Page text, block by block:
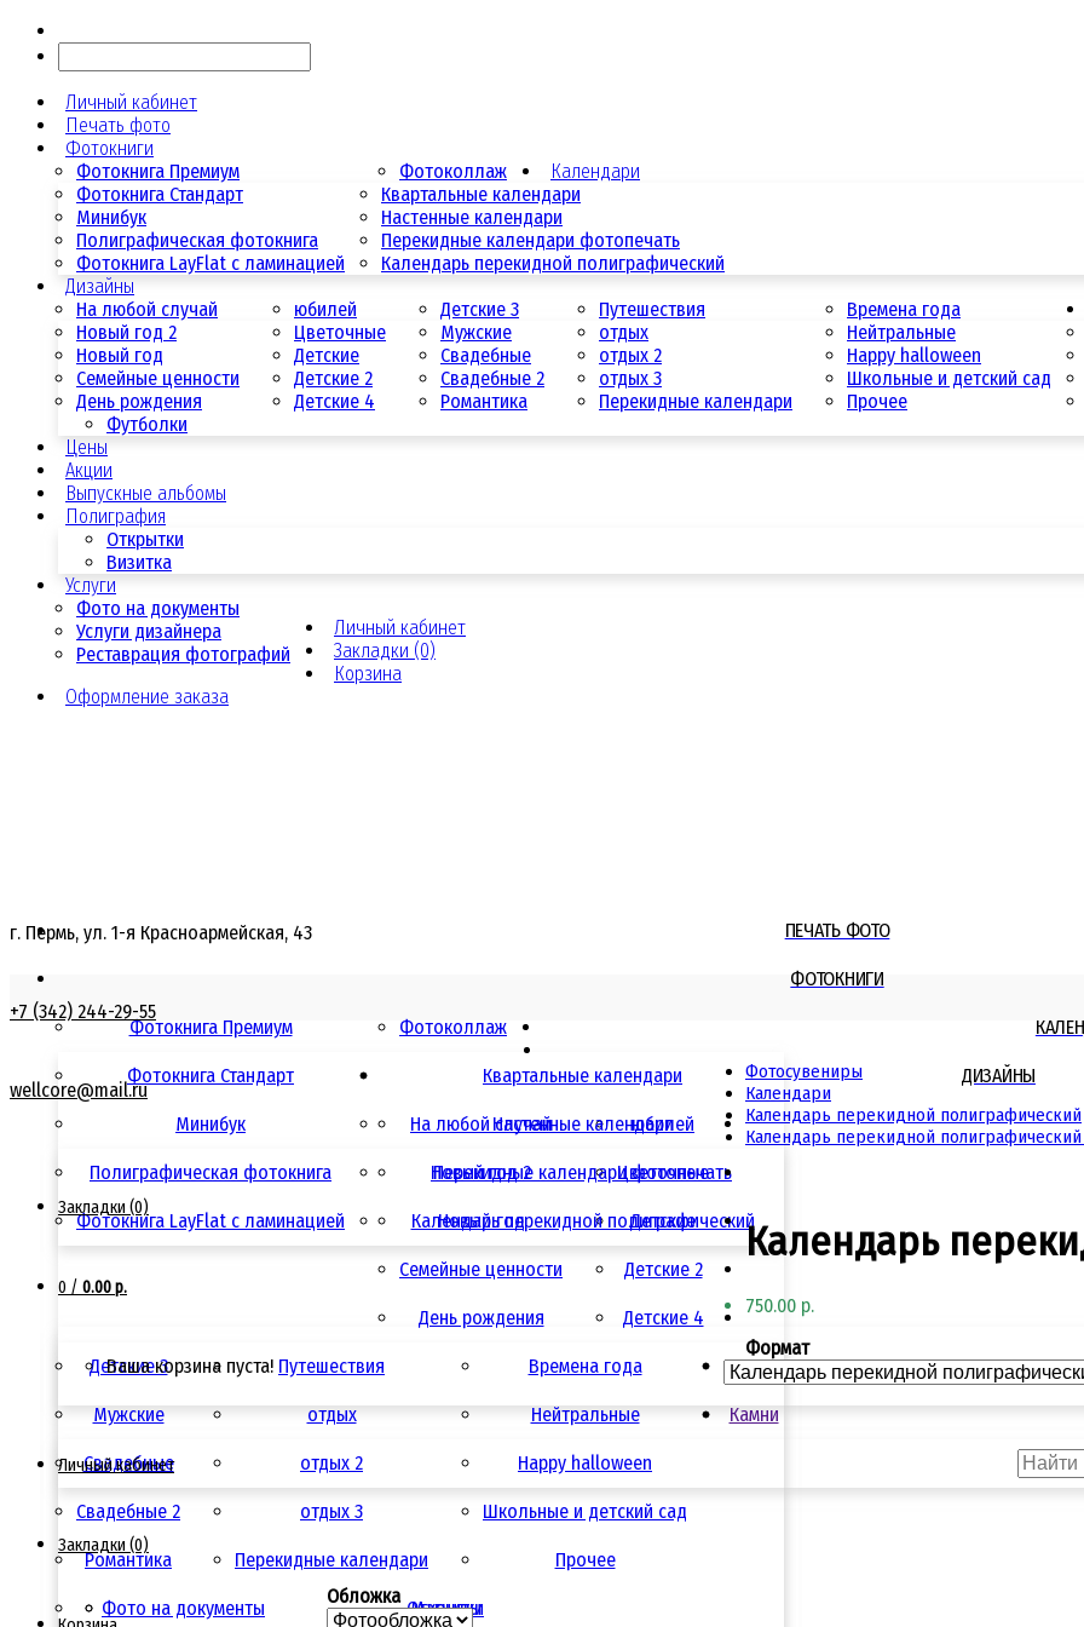
Личный кабинет
Печать фото
Фотокниги
Фотокнига Премиум
Фотокнига Стандарт
Минибук
Полиграфическая фотокнига
Фотокнига LayFlat с ламинацией
Фотоколлаж
Календари
Квартальные календари
Настенные календари
Перекидные календари фотопечать
Календарь перекидной полиграфический
Дизайны
На любой случай
Новый год 2
Новый год
Семейные ценности
День рождения
юбилей
Цветочные
Детские
Детские 2
Детские 4
Детские 3
Мужские
Свадебные
Свадебные 2
Романтика
Путешествия
отдых
отдых 2
отдых 3
Перекидные календари
Времена года
Нейтральные
Happy halloween
Школьные и детский сад
Прочее
Футболки
Цены
Акции
Выпускные альбомы
Полиграфия
Открытки
Визитка
Услуги
Фото на документы
Услуги дизайнера
Реставрация фотографий
Личный кабинет
Закладки (0)
Корзина
Оформление заказа
г. Пермь, ул. 1-я Красноармейская, 43
+7 (342) 244-29-55
wellcore@mail.ru
Закладки (0)
0 / 0.00 р.
Ваша корзина пуста!
Личный кабинет
Закладки (0)
ПЕЧАТЬ ФОТО
ФОТОКНИГИ
Фотокнига Премиум
Фотокнига Стандарт
Минибук
Полиграфическая фотокнига
Фотокнига LayFlat с ламинацией
Фотоколлаж
Квартальные календари
Настенные календари
Перекидные календари фотопечать
Календарь перекидной полиграфический
ДИЗАЙНЫ
На любой случай
Новый год 2
Новый год
Семейные ценности
День рождения
юбилей
Цветочные
Детские
Детские 2
Детские 4
Детские 3
Мужские
Свадебные
Свадебные 2
Романтика
Путешествия
отдых
отдых 2
отдых 3
Перекидные календари
Времена года
Нейтральные
Happy halloween
Школьные и детский сад
Прочее
Кружки
Камни
Магниты
Открытки
Фото на документы
Фотосувениры
Календари
Календарь перекидной полиграфический
Календарь перекидной
Календарь
750.00 р.
Формат
Обложка